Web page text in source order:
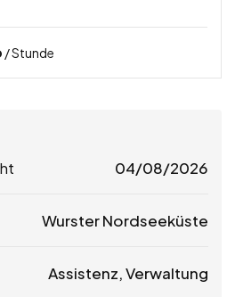
/ Stunde
04/08/2026
Wurster Nordseeküste
Assistenz, Verwaltung